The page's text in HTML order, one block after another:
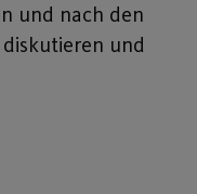
und nach den
und